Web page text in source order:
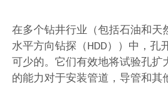
在多个钻井行业（包括石油和天
水平方向钻探（HDD））中，孔
可少的。它们有效地将试验孔扩
的能力对于安装管道，导管和其